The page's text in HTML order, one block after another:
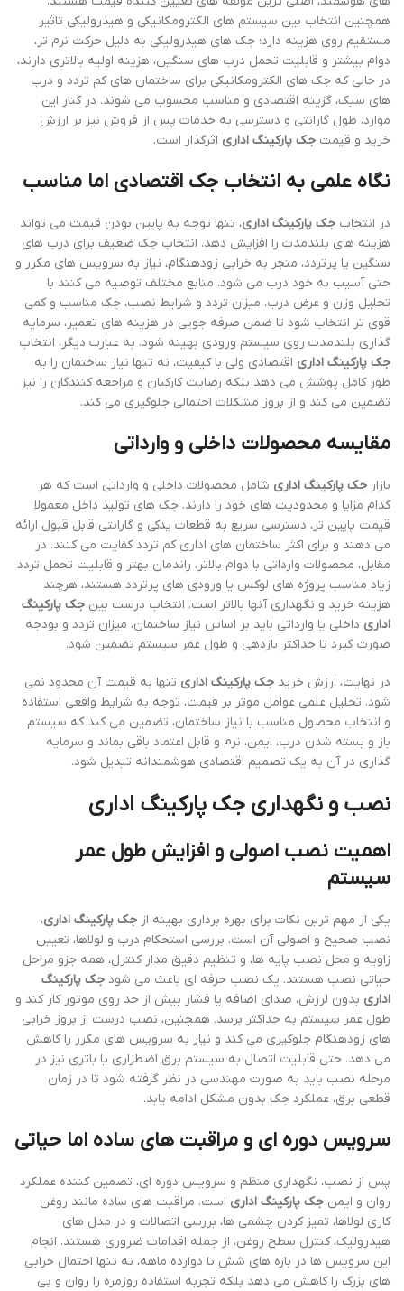
همچنین انتخاب بین سیستم های الکترومکانیکی و هیدرولیکی تاثیر
مستقیم روی هزینه دارد؛ جک های هیدرولیکی به دلیل حرکت نرم تر،
دوام بیشتر و قابلیت تحمل درب های سنگین، هزینه اولیه بالاتری دارند،
در حالی که جک های الکترومکانیکی برای ساختمان های کم تردد و درب
های سبک، گزینه اقتصادی و مناسب محسوب می شوند. در کنار این
موارد، طول گارانتی و دسترسی به خدمات پس از فروش نیز بر ارزش
خرید و قیمت جک پارکینگ اداری اثرگذار است.
نگاه علمی به انتخاب جک اقتصادی اما مناسب
در انتخاب جک پارکینگ اداری، تنها توجه به پایین بودن قیمت می تواند
هزینه های بلندمدت را افزایش دهد. انتخاب جک ضعیف برای درب های
سنگین یا پرتردد، منجر به خرابی زودهنگام، نیاز به سرویس های مکرر و
حتی آسیب به خود درب می شود. منابع مختلف توصیه می کنند با
تحلیل وزن و عرض درب، میزان تردد و شرایط نصب، جک مناسب و کمی
قوی تر انتخاب شود تا ضمن صرفه جویی در هزینه های تعمیر، سرمایه
گذاری بلندمدت روی سیستم ورودی بهینه شود. به عبارت دیگر، انتخاب
جک پارکینگ اداری اقتصادی ولی با کیفیت، نه تنها نیاز ساختمان را به
طور کامل پوشش می دهد بلکه رضایت کارکنان و مراجعه کنندگان را نیز
تضمین می کند و از بروز مشکلات احتمالی جلوگیری می کند.
مقایسه محصولات داخلی و وارداتی
بازار جک پارکینگ اداری شامل محصولات داخلی و وارداتی است که هر
کدام مزایا و محدودیت های خود را دارند. جک های تولید داخل معمولا
قیمت پایین تر، دسترسی سریع به قطعات یدکی و گارانتی قابل قبول ارائه
می دهند و برای اکثر ساختمان های اداری کم تردد کفایت می کنند. در
مقابل، محصولات وارداتی با دوام بالاتر، راندمان بهتر و قابلیت تحمل تردد
زیاد مناسب پروژه های لوکس یا ورودی های پرتردد هستند، هرچند
هزینه خرید و نگهداری آنها بالاتر است. انتخاب درست بین جک پارکینگ
اداری داخلی یا وارداتی باید بر اساس نیاز ساختمان، میزان تردد و بودجه
صورت گیرد تا حداکثر بازدهی و طول عمر سیستم تضمین شود.
در نهایت، ارزش خرید جک پارکینگ اداری تنها به قیمت آن محدود نمی
شود. تحلیل علمی عوامل موثر بر قیمت، توجه به شرایط واقعی استفاده
و انتخاب محصول مناسب با نیاز ساختمان، تضمین می کند که سیستم
باز و بسته شدن درب، ایمن، نرم و قابل اعتماد باقی بماند و سرمایه
گذاری در آن به یک تصمیم اقتصادی هوشمندانه تبدیل شود.
نصب و نگهداری جک پارکینگ اداری
اهمیت نصب اصولی و افزایش طول عمر
سیستم
یکی از مهم ترین نکات برای بهره برداری بهینه از جک پارکینگ اداری،
نصب صحیح و اصولی آن است. بررسی استحکام درب و لولاها، تعیین
زاویه و محل نصب پایه ها، و تنظیم دقیق مدار کنترل، همه جزو مراحل
حیاتی نصب هستند. یک نصب حرفه ای باعث می شود جک پارکینگ
اداری بدون لرزش، صدای اضافه یا فشار بیش از حد روی موتور کار کند و
طول عمر سیستم به حداکثر برسد. همچنین، نصب درست از بروز خرابی
های زودهنگام جلوگیری می کند و نیاز به سرویس های مکرر را کاهش
می دهد. حتی قابلیت اتصال به سیستم برق اضطراری یا باتری نیز در
مرحله نصب باید به صورت مهندسی در نظر گرفته شود تا در زمان
قطعی برق، عملکرد جک بدون مشکل ادامه یابد.
سرویس دوره ای و مراقبت های ساده اما حیاتی
پس از نصب، نگهداری منظم و سرویس دوره ای، تضمین کننده عملکرد
روان و ایمن جک پارکینگ اداری است. مراقبت های ساده مانند روغن
کاری لولاها، تمیز کردن چشمی ها، بررسی اتصالات و در مدل های
هیدرولیک، کنترل سطح روغن، از جمله اقدامات ضروری هستند. انجام
این سرویس ها در بازه های شش تا دوازده ماهه، نه تنها احتمال خرابی
های بزرگ را کاهش می دهد بلکه تجربه استفاده روزمره را روان و بی